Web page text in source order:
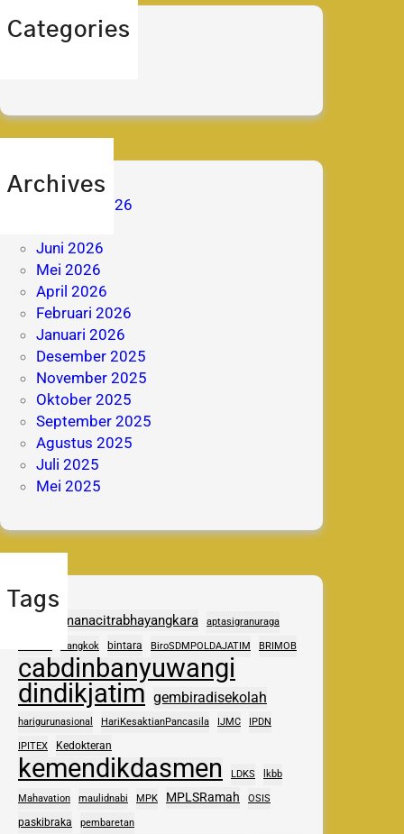
Categories
Archives
Agustus 2026
Juni 2026
Mei 2026
April 2026
Februari 2026
Januari 2026
Desember 2025
November 2025
Oktober 2025
September 2025
Agustus 2025
Juli 2025
Mei 2025
Tags
adhipramanacitrabhayangkara aptasigranuraga
Bangkok bintara BiroSDMPOLDAJATIM BRIMOB
cabdinbanyuwangi
dindikjatim gembiradisekolah
harigurunasional HariKesaktianPancasila IJMC IPDN
IPITEX Kedokteran
kemendikdasmen LDKS lkbb
Mahavation maulidnabi MPK MPLSRamah OSIS
paskibraka pembaretan